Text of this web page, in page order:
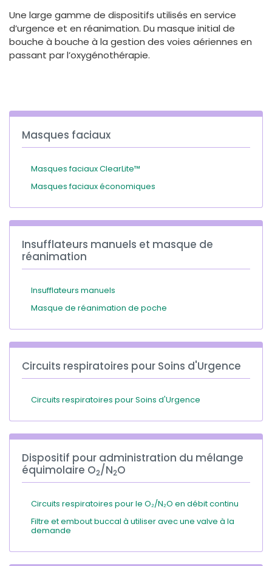
France
International English
Une large gamme de dispositifs utilisés en service
d’urgence et en réanimation. Du masque initial de
bouche à bouche à la gestion des voies aériennes en
passant par l’oxygénothérapie.
Masques faciaux
Masques faciaux ClearLite™
Masques faciaux économiques
Insufflateurs manuels et masque de
réanimation
Insufflateurs manuels
Masque de réanimation de poche
Circuits respiratoires pour Soins d'Urgence
Circuits respiratoires pour Soins d'Urgence
Dispositif pour administration du mélange
équimolaire O2/N2O
Circuits respiratoires pour le O₂/N₂O en débit continu
Filtre et embout buccal à utiliser avec une valve à la
demande